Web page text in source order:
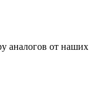
аналогов от наших